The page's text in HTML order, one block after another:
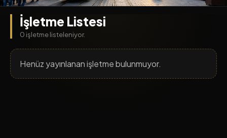
İşletme Listesi
0 işletme listeleniyor.
Henüz yayınlanan işletme bulunmuyor.